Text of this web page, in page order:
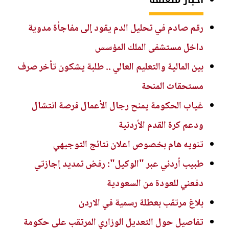
رقم صادم في تحليل الدم يقود إلى مفاجأة مدوية
داخل مستشفى الملك المؤسس
بين المالية والتعليم العالي .. طلبة يشكون تأخر صرف
مستحقات المنحة
غياب الحكومة يمنح رجال الأعمال فرصة انتشال
ودعم كرة القدم الأردنية
تنويه هام بخصوص اعلان نتائج التوجيهي
طبيب أردني عبر "الوكيل": رفض تمديد إجازتي
دفعني للعودة من السعودية
بلاغ مرتقب بعطلة رسمية في الاردن
تفاصيل حول التعديل الوزاري المرتقب على حكومة